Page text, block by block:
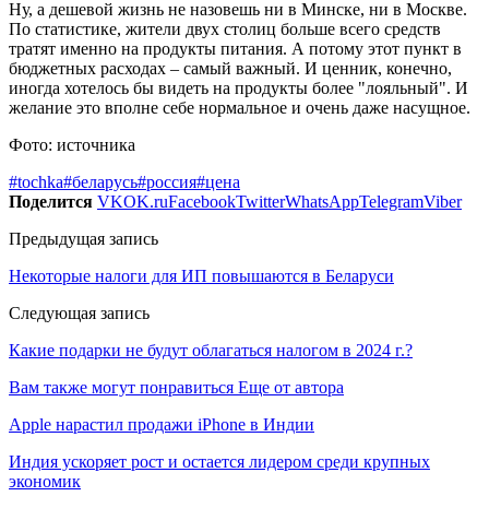
Ну, а дешевой жизнь не назовешь ни в Минске, ни в Москве.
По статистике, жители двух столиц больше всего средств
тратят именно на продукты питания. А потому этот пункт в
бюджетных расходах – самый важный. И ценник, конечно,
иногда хотелось бы видеть на продукты более "лояльный". И
желание это вполне себе нормальное и очень даже насущное.
Фото: источника
#tochka#беларусь#россия#цена
Поделится VKOK.ruFacebookTwitterWhatsAppTelegramViber
Предыдущая запись
Некоторые налоги для ИП повышаются в Беларуси
Следующая запись
Какие подарки не будут облагаться налогом в 2024 г.?
Вам также могут понравиться Еще от автора
Apple нарастил продажи iPhone в Индии
Индия ускоряет рост и остается лидером среди крупных
экономик